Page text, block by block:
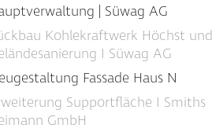
| Süwag AG
Kohlekraftwerk Höchst und
I Süwag AG
Fassade Haus N
Supportfläche I Smiths
GmbH